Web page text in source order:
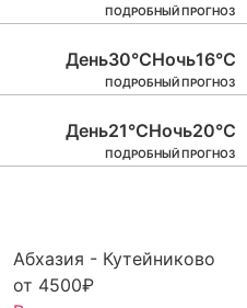
ПОДРОБНЫЙ ПРОГНОЗ
День30°CНочь16°C
ПОДРОБНЫЙ ПРОГНОЗ
День21°CНочь20°C
ПОДРОБНЫЙ ПРОГНОЗ
Абхазия - Кутейниково
от 4500₽